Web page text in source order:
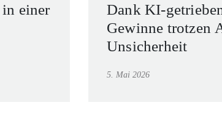
einer
Dank KI-
Gewinne trotzen
Unsicherheit
5. Mai 2026